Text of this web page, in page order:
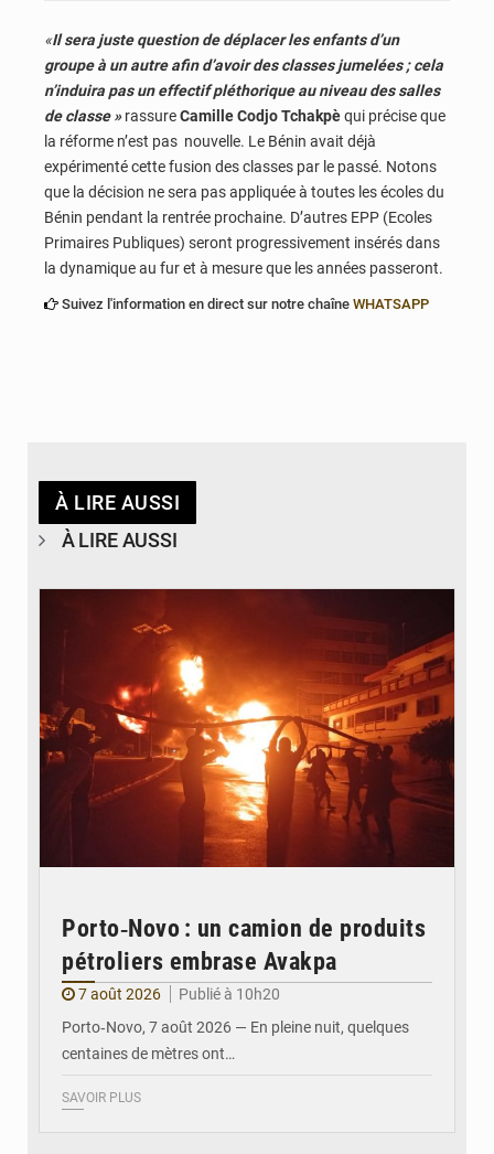
«Il sera juste question de déplacer les enfants d’un
groupe à un autre afin d’avoir des classes jumelées ; cela
n’induira pas un effectif pléthorique au niveau des salles
de classe »rassureCamille Codjo Tchakpèqui précise que
la réforme n’est pas nouvelle. Le Bénin avait déjà
expérimenté cette fusion des classes par le passé. Notons
que la décision ne sera pas appliquée à toutes les écoles du
Bénin pendant la rentrée prochaine. D’autres EPP (Ecoles
Primaires Publiques) seront progressivement insérés dans
la dynamique au fur et à mesure que les années passeront.
Suivez l'information en direct sur notre chaîne WHATSAPP
À LIRE AUSSI
À LIRE AUSSI
Porto‑Novo : un camion de produits
pétroliers embrase Avakpa
7 août 2026
Publié à 10h20
Porto‑Novo, 7 août 2026 — En pleine nuit, quelques
centaines de mètres ont…
SAVOIR PLUS